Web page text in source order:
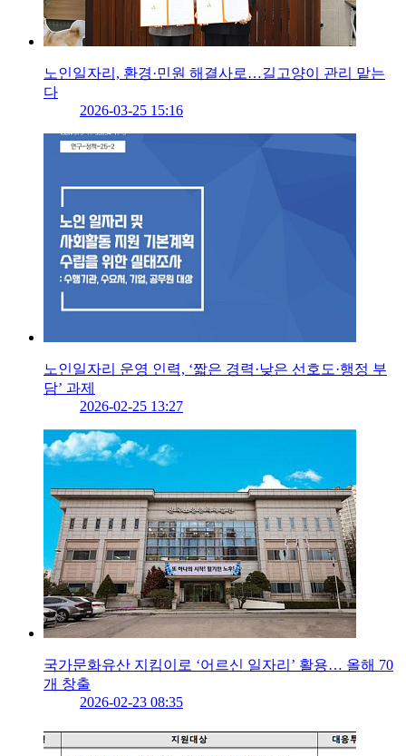
노인일자리, 환경·민원 해결사로…길고양이 관리 맡는
다
2026-03-25 15:16
노인일자리 운영 인력, ‘짧은 경력·낮은 선호도·행정 부
담’ 과제
2026-02-25 13:27
국가문화유산 지킴이로 ‘어르신 일자리’ 활용… 올해 70
개 창출
2026-02-23 08:35